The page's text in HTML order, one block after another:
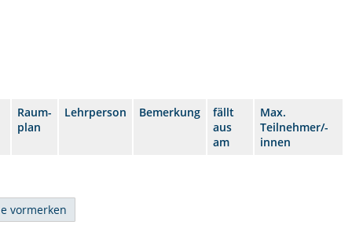
Raum-
plan
Lehrperson Bemerkung
fällt
aus
am
Max.
Teilnehmer/-
innen